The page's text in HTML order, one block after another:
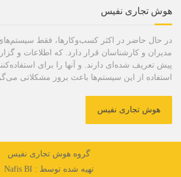
هوش تجاری نفیس
در حال حاضر در اکثر کسب‌وکارها، فقط سیستم‌های
مدیران و کارشناسان قرار دارد. که اطلاعات و
پیش تعریف شده‌ای دارند. و آنها را برای
استفاده از این سیستم‌ها باعث بروز مشکلاتی
هوش تجاری نفیس
گروه هوش تجاری نفیس
تهیه شده توسط : Nafis BI